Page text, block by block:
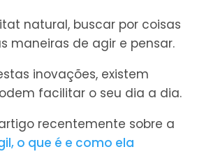
natural, buscar por coisas
maneiras de agir e pensar.
inovações, existem
facilitar o seu dia a dia.
recentemente sobre a
o que é e como ela